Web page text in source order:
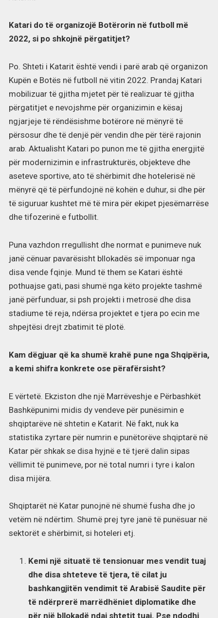
Katari do të organizojë Botërorin në futboll më
2022, si po shkojnë përgatitjet?
Po. Shteti i Katarit është vendi i parë arab që organizon
Kupën e Botës në futboll në vitin 2022. Prandaj Katari
mobilizuar të gjitha mjetet për të realizuar të gjitha
përgatitjet e nevojshme për organizimin e kësaj
ngjarjeje të rëndësishme botërore në mënyrë të
përsosur dhe të denjë për vendin dhe për tërë rajonin
arab. Aktualisht Katari po punon me të gjitha energjitë
për modernizimin e infrastrukturës, objekteve dhe
aseteve sportive, ato të shërbimit dhe hotelerisë në
mënyrë që të përfundojnë në kohën e duhur, si dhe për
të siguruar kushtet më të mira për ekipet pjesëmarrëse
dhe tifozerinë e futbollit.
Puna vazhdon rregullisht dhe normat e punimeve nuk
janë cënuar pavarësisht bllokadës së imponuar nga
disa vende fqinje. Mund të them se Katari është
pothuajse gati, pasi shumë nga këto projekte tashmë
janë përfunduar, si psh projekti i metrosë dhe disa
stadiume të reja, ndërsa projektet e tjera po ecin me
shpejtësi drejt zbatimit të plotë.
Kam dëgjuar që ka shumë krahë pune nga Shqipëria,
a kemi shifra konkrete ose përafërsisht?
E vërtetë. Ekziston dhe një Marrëveshje e Përbashkët
Bashkëpunimi midis dy vendeve për punësimin e
shqiptarëve në shtetin e Katarit. Në fakt, nuk ka
statistika zyrtare për numrin e punëtorëve shqiptarë në
Katar për shkak se disa hyjnë e të tjerë dalin sipas
vëllimit të punimeve, por në total numri i tyre i kalon
disa mijëra.
Shqiptarët në Katar punojnë në shumë fusha dhe jo
vetëm në ndërtim. Shumë prej tyre janë të punësuar në
sektorët e shërbimit, si hoteleri etj.
Kemi një situatë të tensionuar mes vendit tuaj
dhe disa shteteve të tjera, të cilat ju
bashkangjitën vendimit të Arabisë Saudite për
të ndërprerë marrëdhëniet diplomatike dhe
për një bllokadë ndaj shtetit tuaj. Pse ndodhi